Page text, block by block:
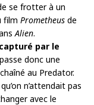
se frotter à un
film Prometheus de
Alien.
capturé par le
donc une
au Predator.
n’attendait pas
avec le